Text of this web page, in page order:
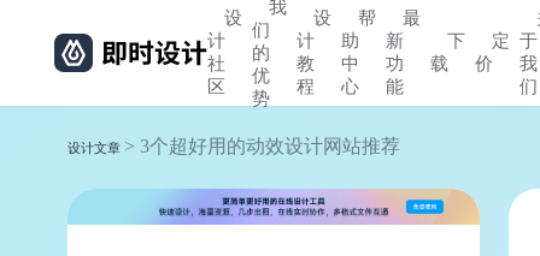
设
计
社
区
我
们
的
优
势
设
计
教
程
帮
助
中
心
最
新
功
能
下
载
定
价
于
我
们
设计文章 > 3个超好用的动效设计网站推荐